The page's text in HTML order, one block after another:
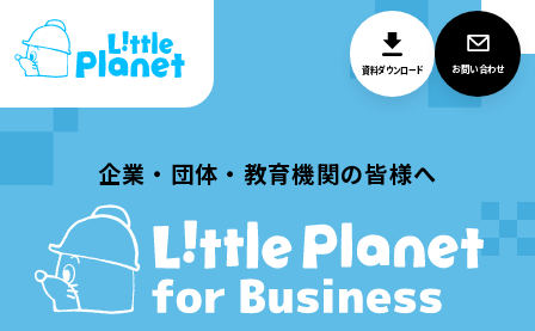
資料ダウンロード お問い合わせ
企業・団体・教育機関の皆様へ